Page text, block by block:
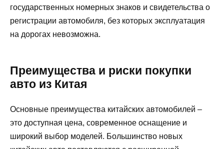
государственных номерных знаков и свидетельства о
регистрации автомобиля, без которых эксплуатация
на дорогах невозможна.
Преимущества и риски покупки
авто из Китая
Основные преимущества китайских автомобилей –
это доступная цена, современное оснащение и
широкий выбор моделей. Большинство новых